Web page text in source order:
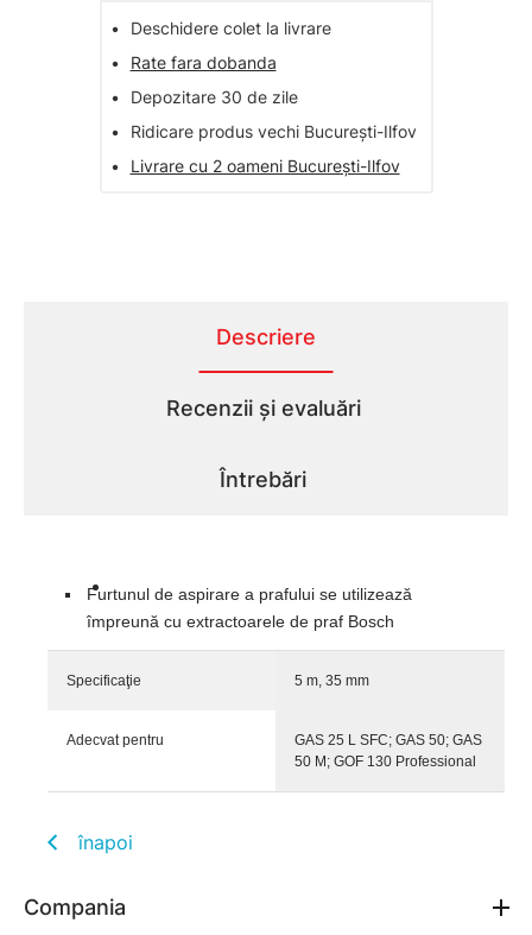
•
Deschidere colet la livrare
•
Rate fara dobanda
•
Depozitare 30 de zile
•
Ridicare produs vechi București-Ilfov
•
Livrare cu 2 oameni București-Ilfov
Descriere
Recenzii și evaluări
Întrebări
Furtunul de aspirare a prafului se utilizează
împreună cu extractoarele de praf Bosch
Specificaţie 5 m, 35 mm
Adecvat pentru
GAS 25 L SFC; GAS 50; GAS
50 M; GOF 130 Professional
înapoi
Compania